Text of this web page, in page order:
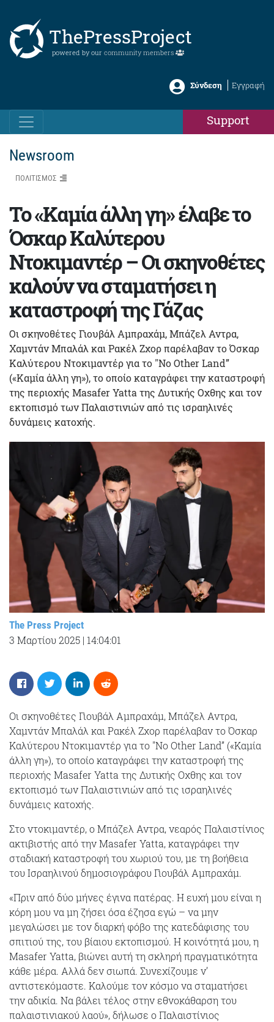
ThePressProject
powered by our community members
Σύνδεση Εγγραφή
Support
Newsroom
ΠΟΛΙΤΙΣΜΟΣ
To «Καμία άλλη γη» έλαβε το
Όσκαρ Καλύτερου
Ντοκιμαντέρ – Οι σκηνοθέτες
καλούν να σταματήσει η
καταστροφή της Γάζας
Οι σκηνοθέτες Γιουβάλ Αμπραχάμ, Μπάζελ Αντρα,
Χαμντάν Μπαλάλ και Ρακέλ Ζχορ παρέλαβαν το Όσκαρ
Καλύτερου Ντοκιμαντέρ για το "No Other Land”
(«Καμία άλλη γη»), το οποίο καταγράφει την καταστροφή
της περιοχής Masafer Yatta της Δυτικής Οχθης και τον
εκτοπισμό των Παλαιστινιών από τις ισραηλινές
δυνάμεις κατοχής.
The Press Project
3 Μαρτίου 2025 | 14:04:01
Οι σκηνοθέτες Γιουβάλ Αμπραχάμ, Μπάζελ Αντρα,
Χαμντάν Μπαλάλ και Ρακέλ Ζχορ παρέλαβαν το Όσκαρ
Καλύτερου Ντοκιμαντέρ για το "No Other Land” («Καμία
άλλη γη»), το οποίο καταγράφει την καταστροφή της
περιοχής Masafer Yatta της Δυτικής Οχθης και τον
εκτοπισμό των Παλαιστινιών από τις ισραηλινές
δυνάμεις κατοχής.
Στο ντοκιμαντέρ, ο Μπάζελ Αντρα, νεαρός Παλαιστίνιος
ακτιβιστής από την Masafer Yatta, καταγράφει την
σταδιακή καταστροφή του χωριού του, με τη βοήθεια
του Ισραηλινού δημοσιογράφου Γιουβάλ Αμπραχάμ.
«Πριν από δύο μήνες έγινα πατέρας. Η ευχή μου είναι η
κόρη μου να μη ζήσει όσα έζησα εγώ – να μην
μεγαλώσει με τον διαρκή φόβο της κατεδάφισης του
σπιτιού της, του βίαιου εκτοπισμού. Η κοινότητά μου, η
Masafer Yatta, βιώνει αυτή τη σκληρή πραγματικότητα
κάθε μέρα. Αλλά δεν σιωπά. Συνεχίζουμε ν’
αντιστεκόμαστε. Καλούμε τον κόσμο να σταματήσει
την αδικία. Να βάλει τέλος στην εθνοκάθαρση του
παλαιστινιακού λαού», δήλωσε ο Παλαιστίνιος